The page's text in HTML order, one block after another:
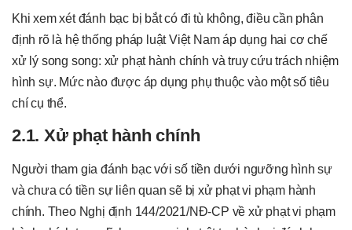
Khi xem xét đánh bạc bị bắt có đi tù không, điều cần phân
định rõ là hệ thống pháp luật Việt Nam áp dụng hai cơ chế
xử lý song song: xử phạt hành chính và truy cứu trách nhiệm
hình sự. Mức nào được áp dụng phụ thuộc vào một số tiêu
chí cụ thể.
2.1. Xử phạt hành chính
Người tham gia đánh bạc với số tiền dưới ngưỡng hình sự
và chưa có tiền sự liên quan sẽ bị xử phạt vi phạm hành
chính. Theo Nghị định 144/2021/NĐ-CP về xử phạt vi phạm